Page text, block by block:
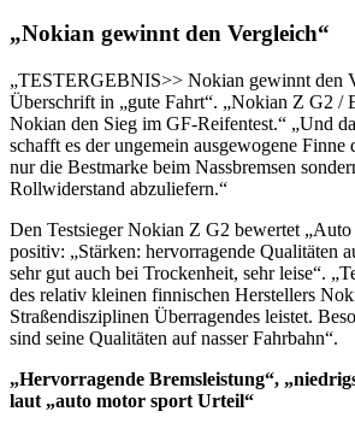
„Nokian gewinnt den Vergleich“
„TESTERGEBNIS>> Nokian gewinnt den
Überschrift in „gute Fahrt“. „Nokian Z G2 /
Nokian den Sieg im GF-Reifentest.“ „Und
schafft es der ungemein ausgewogene Finne
nur die Bestmarke beim Nassbremsen
Rollwiderstand abzuliefern.“
Den Testsieger Nokian Z G2 bewertet
positiv: „Stärken: hervorragende Qualitäten
sehr gut auch bei Trockenheit, sehr leise“.
des relativ kleinen finnischen Herstellers
Straßendisziplinen Überragendes leistet.
sind seine Qualitäten auf nasser Fahrbahn“.
„Hervorragende Bremsleistung“,
laut „auto motor sport Urteil“